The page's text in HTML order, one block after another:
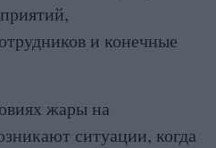
и конечные
жары на
ситуации, когда